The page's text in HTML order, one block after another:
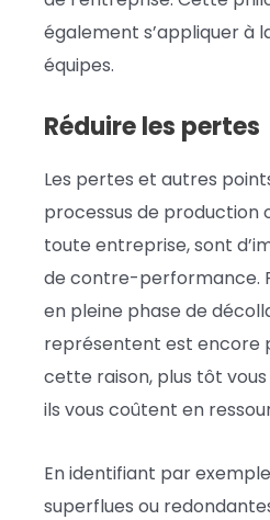
également s’appliquer à
équipes.
Réduire les pertes
Les pertes et autres
processus de production
toute entreprise, sont
de contre-performance.
en pleine phase de
représentent est encore
cette raison, plus tôt
ils vous coûtent en
En identifiant par
superflues ou